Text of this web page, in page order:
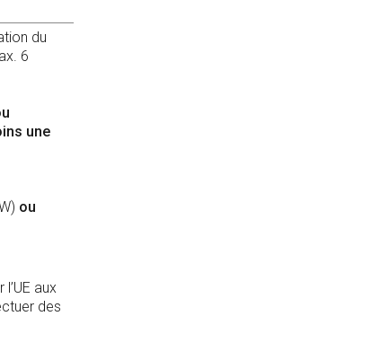
du
6
une
ou
aux
des